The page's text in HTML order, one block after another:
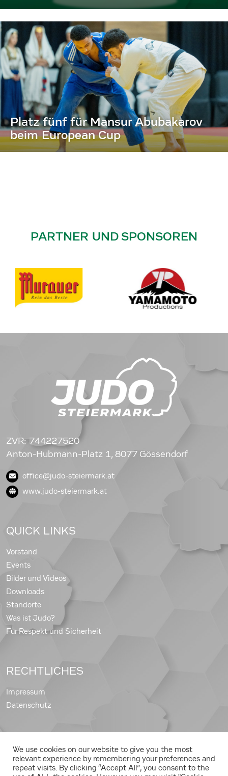
Platz fünf für Mansur Abubakarov
beim European Cup
We use cookies on our website to give you the most
relevant experience by remembering your preferences and
repeat visits. By clicking “Accept All”, you consent to the
PARTNER UND SPONSOREN
ZVR: 744227520
Anton-Hubmann-Platz 1, 8077 Gössendorf
office@judo-steiermark.at
www.judo-steiermark.at
QUICK LINKS
Vorstand
Events
Bilder und Videos
Downloads
Standorte
Was ist Judo?
Für Respekt und Sicherheit
RECHTLICHES
Impressum
Datenschutz
Copyright © 2026 Judo Landesverband Steiermark